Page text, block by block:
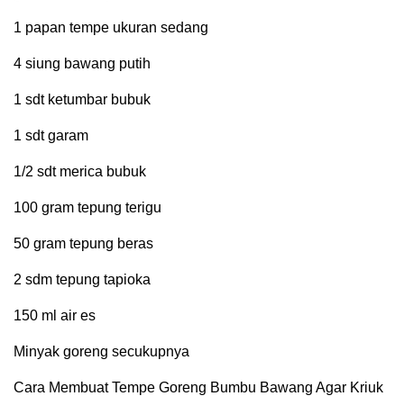
1 papan tempe ukuran sedang
4 siung bawang putih
1 sdt ketumbar bubuk
1 sdt garam
1/2 sdt merica bubuk
100 gram tepung terigu
50 gram tepung beras
2 sdm tepung tapioka
150 ml air es
Minyak goreng secukupnya
Cara Membuat Tempe Goreng Bumbu Bawang Agar Kriuk